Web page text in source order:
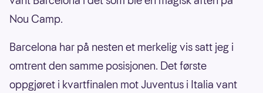
Nou Camp.
Barcelona har på nesten et merkelig vis satt jeg i
omtrent den samme posisjonen. Det første
oppgjøret i kvartfinalen mot Juventus i Italia vant